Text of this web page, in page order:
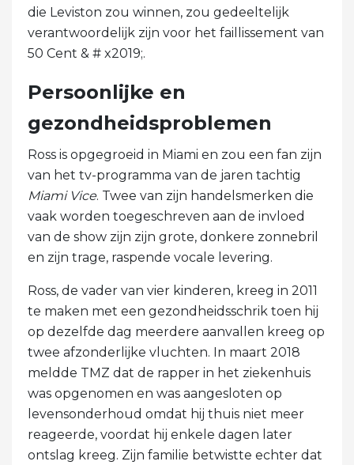
die Leviston zou winnen, zou gedeeltelijk
verantwoordelijk zijn voor het faillissement van
50 Cent & # x2019;.
Persoonlijke en
gezondheidsproblemen
Ross is opgegroeid in Miami en zou een fan zijn
van het tv-programma van de jaren tachtig
Miami Vice. Twee van zijn handelsmerken die
vaak worden toegeschreven aan de invloed
van de show zijn zijn grote, donkere zonnebril
en zijn trage, raspende vocale levering.
Ross, de vader van vier kinderen, kreeg in 2011
te maken met een gezondheidsschrik toen hij
op dezelfde dag meerdere aanvallen kreeg op
twee afzonderlijke vluchten. In maart 2018
meldde TMZ dat de rapper in het ziekenhuis
was opgenomen en was aangesloten op
levensonderhoud omdat hij thuis niet meer
reageerde, voordat hij enkele dagen later
ontslag kreeg. Zijn familie betwistte echter dat